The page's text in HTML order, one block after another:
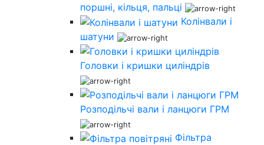
поршні, кільця, пальці
Колінвали і
шатуни
Головки і кришки циліндрів
Розподільчі вали і ланцюги ГРМ
Фільтра